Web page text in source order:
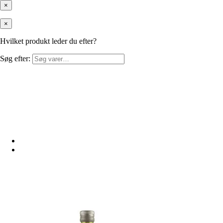
×
×
Hvilket produkt leder du efter?
Søg efter: